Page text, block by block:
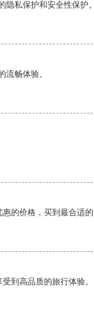
私保护和安全性保护。
流畅体验。
的价格，买到最合适的
到高品质的旅行体验。